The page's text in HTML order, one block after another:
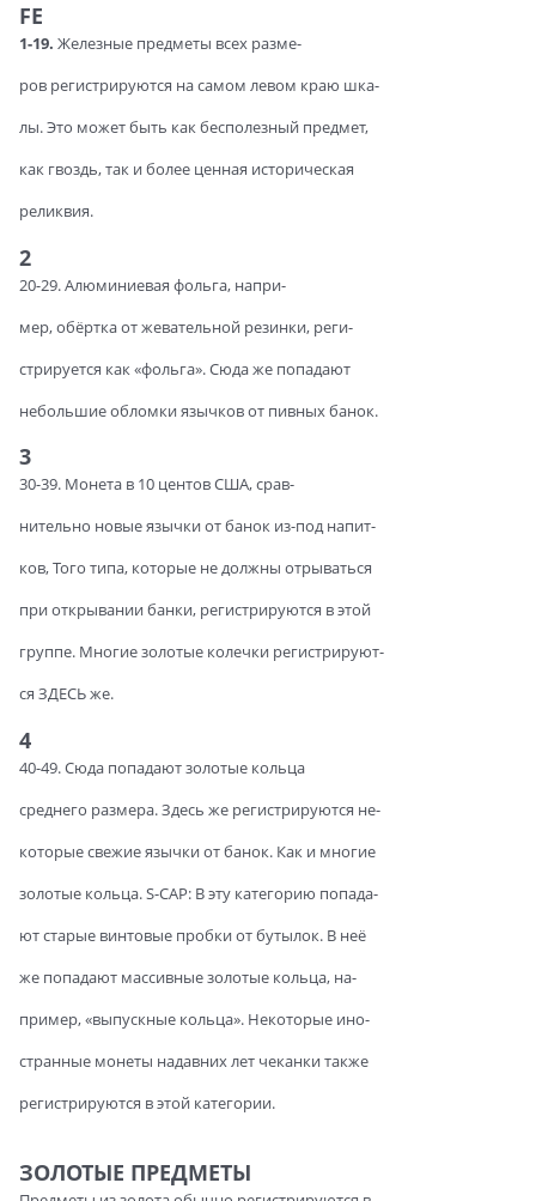
FE
1-19. Железные предметы всех разме-
ров регистрируются на самом левом краю шка-
лы. Это может быть как бесполезный предмет,
как гвоздь, так и более ценная историческая
реликвия.
2
20-29. Алюминиевая фольга, напри-
мер, обёртка от жевательной резинки, реги-
стрируется как «фольга». Сюда же попадают
небольшие обломки язычков от пивных банок.
3
30-39. Монета в 10 центов США, срав-
нительно новые язычки от банок из-под напит-
ков, Того типа, которые не должны отрываться
при открывании банки, регистрируются в этой
группе. Многие золотые колечки регистрируют-
ся ЗДЕСЬ же.
4
40-49. Сюда попадают золотые кольца
среднего размера. Здесь же регистрируются не-
которые свежие язычки от банок. Как и многие
золотые кольца. S-CAP: В эту категорию попада-
ют старые винтовые пробки от бутылок. В неё
же попадают массивные золотые кольца, на-
пример, «выпускные кольца». Некоторые ино-
странные монеты надавних лет чеканки также
регистрируются в этой категории.
ЗОЛОТЫЕ ПРЕДМЕТЫ